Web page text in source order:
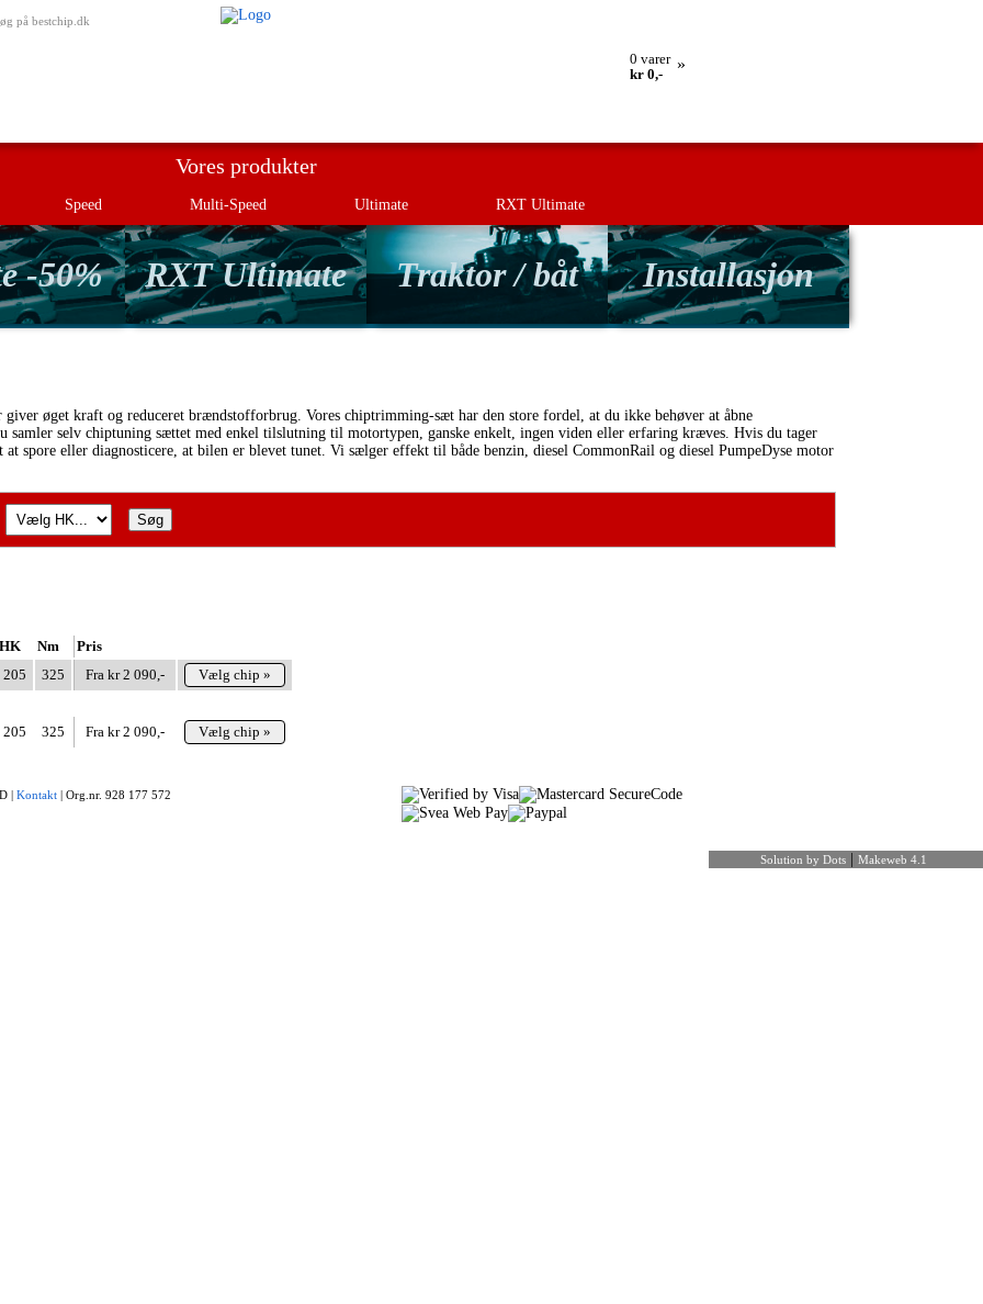
på bestchip.dk
0 varer
kr 0,-
»
Vores produkter
Speed Multi-Speed Ultimate RXT Ultimate
-50% RXT Ultimate Traktor / båt Installasjon
øget kraft og reduceret brændstofforbrug. Vores chiptrimming-sæt har den store fordel, at du ikke behøver at åbne
samler selv chiptuning sættet med enkel tilslutning til motortypen, ganske enkelt, ingen viden eller erfaring kræves. Hvis du tager
spore eller diagnosticere, at bilen er blevet tunet. Vi sælger effekt til både benzin, diesel CommonRail og diesel PumpeDyse motor
HK Nm
Pris
205 325 Fra kr 2 090,-
Vælg chip »
205 325 Fra kr 2 090,- Vælg chip »
| Kontakt | Org.nr. 928 177 572
Solution by Dots | Makeweb 4.1